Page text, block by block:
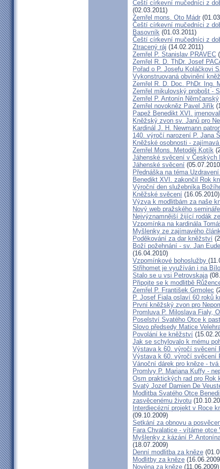
Čeští církevní mučedníci z
(02.03.2011)
Zemřel mons. Oto Mádr
Čeští církevní mučedníci z
Basovník (01.03.2011)
Čeští církevní mučedníci z
Ztracený ráj (14.02.2011)
Zemřel P. Stanislav PRAVEC
Zemřel R. D. ThDr. Josef
Pořad o P. Josefu Koláčkovi
Vykonstruovaná obvinění
Zemřel R. D. Doc. PhDr. Ing.
Zemřel mikulovský probošt -
Zemřel P. Antonín Němčanský
Zemřel novokněz Pavel Jiřík
Papež Benedikt XVI.
Kněžský zvon sv. Janů pro
Kardinál J. H. Newmann
140. výročí narození P. Jana
Kněžské osobnosti -
Zemřel Mons. Metoděj Kotík
Jáhenské svěcení v Českých
Jáhenské svěcení
Přednáška na téma
Benedikt XVI. zakončil Rok
Výroční den služebníka
Kněžské svěcení (16.05.2010)
Výzva k modlitbám za naše
Nový web pražského semináře
Nejvýznamnější žijící rodák
Vzpomínka na kardinála
Myšlenky ze zajímavého
Poděkování za dar kněžství
Boží požehnání - sv. Jan
(16.04.2010)
Vzpomínkové bohoslužby
Střihomet je využíván i na
Stalo se u vsi Petrovskaja
Připojte se k modlitbě
Zemřel P. František Grmolec
P. Josef Fiala oslaví 60 roků
První kněžský zvon pro
Promluva P. Miloslava Fialy,
Poselství Svatého Otce k
Slovo předsedy Matice
Povolání ke kněžství
Jak se schylovalo k mému
Výstava k 60. výročí svěcení
Výstava k 60. výročí svěcení
Vánoční dárek pro kněze - tvá
Promlvy P. Mariana Kuffy -
Osm praktických rad pro Rok
Svatý Jozef Damien De
Modlitba Svatého Otce
zasvěcenému životu
Interdiecézní projekt v Roce
(09.10.2009)
Setkání za obnovu a
Fara Chvalatice - vítáme otce
Myšlenky z kázání P.
(18.07.2009)
Denní modlitba za kněze
Modlitby za kněze
Novéna za kněze (11.06.2009)